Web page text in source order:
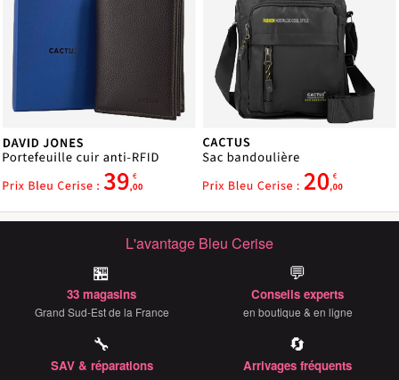
L'avantage Bleu Cerise
🏪
33 magasins
Grand Sud-Est de la France
💬
Conseils experts
en boutique & en ligne
🔧
SAV & réparations
🔄
Arrivages fréquents